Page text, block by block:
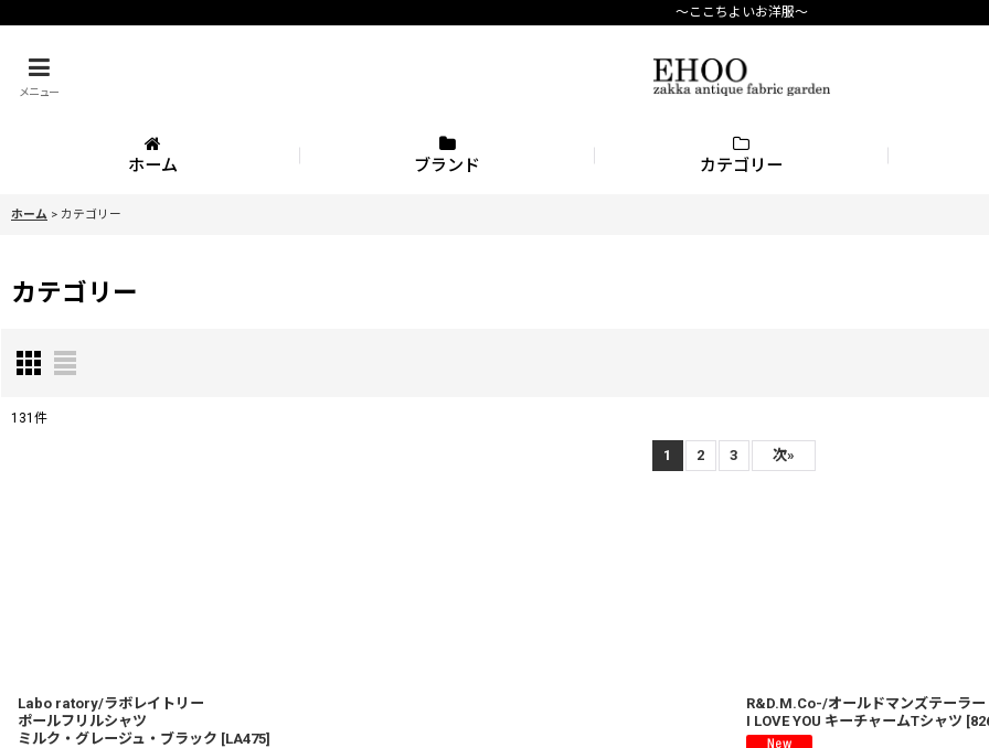
〜ここちよいお洋服〜
メニュー
ホーム ブランド カテゴリー
ホーム > カテゴリー
カテゴリー
131 件
1 2 3 次»
Labo ratory/ラボレイトリー
ポールフリルシャツ
ミルク・グレージュ・ブラック [LA475]
R&D.M.Co-/オールドマンズテーラ
I LOVE YOU キーチャームTシャツ [